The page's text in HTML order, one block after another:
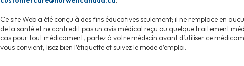
Ce site Web a été conçu à des fins éducatives seulement; il ne remplace en
de la santé et ne contredit pas un avis médical reçu ou quelque traitement
cas pour tout médicament, parlez à votre médecin avant d’utiliser ce
vous convient, lisez bien l’étiquette et suivez le mode d’emploi.